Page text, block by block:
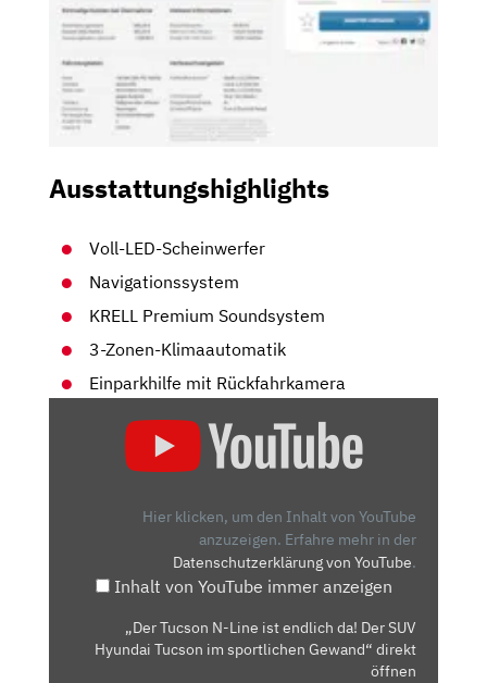
Ausstattungshighlights
Voll-LED-Scheinwerfer
Navigationssystem
KRELL Premium Soundsystem
3-Zonen-Klimaautomatik
Einparkhilfe mit Rückfahrkamera
HYUNDAI
Hier klicken, um den Inhalt von YouTube
anzuzeigen. Erfahre mehr in der
Datenschutzerklärung von YouTube.
Inhalt von YouTube immer anzeigen
„Der Tucson N-Line ist endlich da! Der SUV
Hyundai Tucson im sportlichen Gewand“ direkt
öffnen